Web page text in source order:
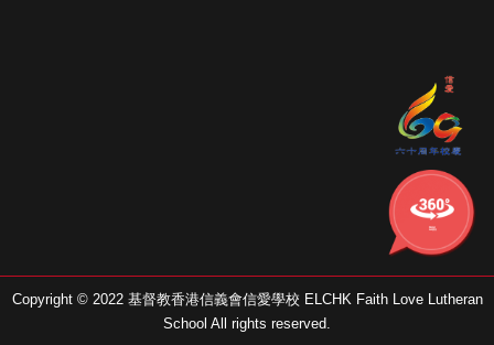
學校的
360校舍
Copyright © 2022 基督教香港信義會信愛學校 ELCHK Faith Love Lutheran
School All rights reserved.